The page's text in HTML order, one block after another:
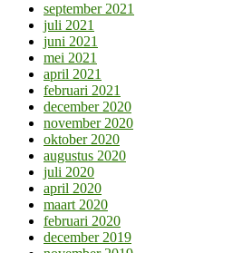
september 2021
juli 2021
juni 2021
mei 2021
april 2021
februari 2021
december 2020
november 2020
oktober 2020
augustus 2020
juli 2020
april 2020
maart 2020
februari 2020
december 2019